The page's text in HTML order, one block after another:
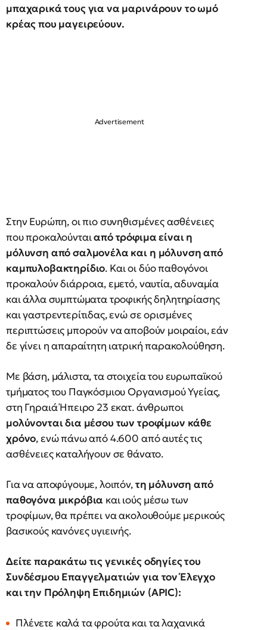
μπαχαρικά τους για να μαρινάρουν το ωμό
κρέας που μαγειρεύουν.
Στην Ευρώπη, οι πιο συνηθισμένες ασθένειες
που προκαλούνταιαπό τρόφιμα είναι η
μόλυνση από σαλμονέλα και η μόλυνση από
καμπυλοβακτηρίδιο. Και οι δύο παθογόνοι
προκαλούν διάρροια, εμετό, ναυτία, αδυναμία
και άλλα συμπτώματα τροφικής δηλητηρίασης
και γαστρεντερίτιδας, ενώ σε ορισμένες
περιπτώσεις μπορούν να αποβούν μοιραίοι, εάν
δε γίνει η απαραίτητη ιατρική παρακολούθηση.
Με βάση, μάλιστα, τα στοιχεία του ευρωπαϊκού
τμήματος του Παγκόσμιου Οργανισμού Υγείας,
στη Γηραιά Ήπειρο 23 εκατ. άνθρωποι
μολύνονται δια μέσου των τροφίμων κάθε
χρόνο, ενώ πάνω από 4.600 από αυτές τις
ασθένειες καταλήγουν σε θάνατο.
Για να αποφύγουμε, λοιπόν,τη μόλυνση από
παθογόνα μικρόβια και ιούς μέσω των
τροφίμων, θα πρέπει να ακολουθούμε μερικούς
βασικούς κανόνες υγιεινής.
Δείτε παρακάτω τις γενικές οδηγίες του
Συνδέσμου Επαγγελματιών για τον Έλεγχο
και την Πρόληψη Επιδημιών (APIC):
Πλένετε καλά τα φρούτα και τα λαχανικά